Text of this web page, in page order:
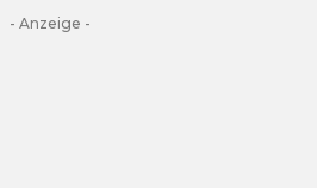
- Anzeige -